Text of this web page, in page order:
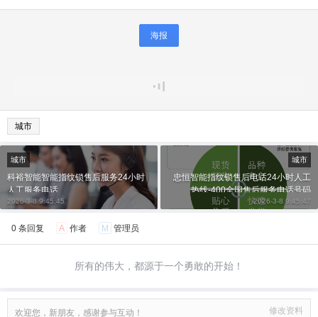
海报
城市
城市
科裕智能智能指纹锁售后服务24小时
人工服务电话
2026-3-8 9:45:45
城市
忠恒智能指纹锁售后电话24小时人工
热线-400全国售后服务电话号码
2026-3-8 9:45:47
0 条回复 A 作者 M 管理员
所有的伟大，都源于一个勇敢的开始！
欢迎您，新朋友，感谢参与互动！ 修改资料